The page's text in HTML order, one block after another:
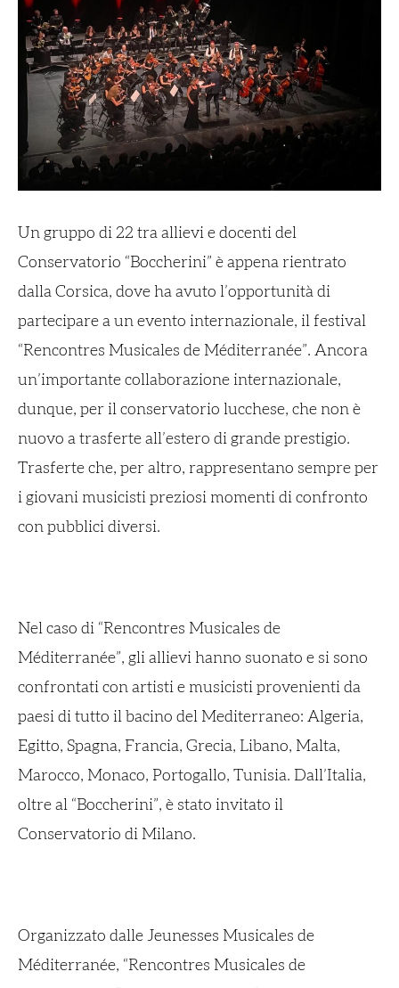
Un gruppo di 22 tra allievi e docenti del
Conservatorio “Boccherini” è appena rientrato
dalla Corsica, dove ha avuto l’opportunità di
partecipare a un evento internazionale, il festival
“Rencontres Musicales de Méditerranée”. Ancora
un’importante collaborazione internazionale,
dunque, per il conservatorio lucchese, che non è
nuovo a trasferte all’estero di grande prestigio.
Trasferte che, per altro, rappresentano sempre per
i giovani musicisti preziosi momenti di confronto
con pubblici diversi.
Nel caso di “Rencontres Musicales de
Méditerranée”, gli allievi hanno suonato e si sono
confrontati con artisti e musicisti provenienti da
paesi di tutto il bacino del Mediterraneo: Algeria,
Egitto, Spagna, Francia, Grecia, Libano, Malta,
Marocco, Monaco, Portogallo, Tunisia. Dall’Italia,
oltre al “Boccherini”, è stato invitato il
Conservatorio di Milano.
Organizzato dalle Jeunesses Musicales de
Méditerranée, “Rencontres Musicales de